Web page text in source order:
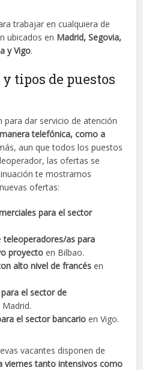
trabajar en cualquiera de
ubicados en Madrid, Segovia,
y Vigo.
tipos de puestos
para dar servicio de atención
telefónica, como a
aun que todos los puestos
las ofertas se
te mostramos
ofertas:
para el sector
teleoperadores/as para
proyectoen Bilbao.
alto nivel de francésen
el sector de
Madrid.
el sector bancario en Vigo.
vacantes disponen de
viernes tanto intensivos como